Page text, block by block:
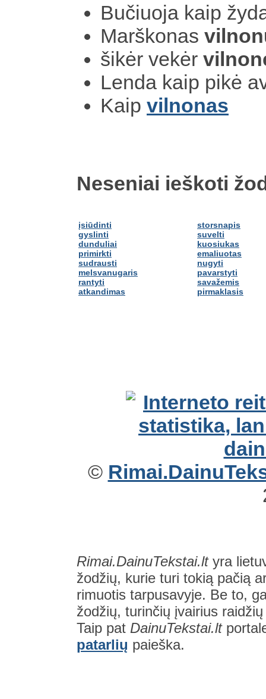
Bučiuoja kaip
Marškonas
šikėr vekėr
Lenda kaip pikė
Kaip vilnonas
Neseniai ieškoti
įsiūdinti
gyslinti
dunduliai
primirkti
sudrausti
melsvanugaris
rantyti
atkandimas
storsnapis
suvelti
kuosiukas
emaliuotas
nugyti
pavarstyti
savažemis
pirmaklasis
©
Rimai.DainuTekstai.ltyra
žodžių, kurie turi tokią pačią
rimuotis tarpusavyje. Be to,
žodžių, turinčių įvairius
Taip pat DainuTekstai.lt
patarlių paieška.